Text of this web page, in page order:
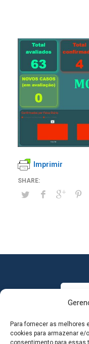
Para fornecer as
cookies para armazenar e/
consentimento para essas
Imprimir